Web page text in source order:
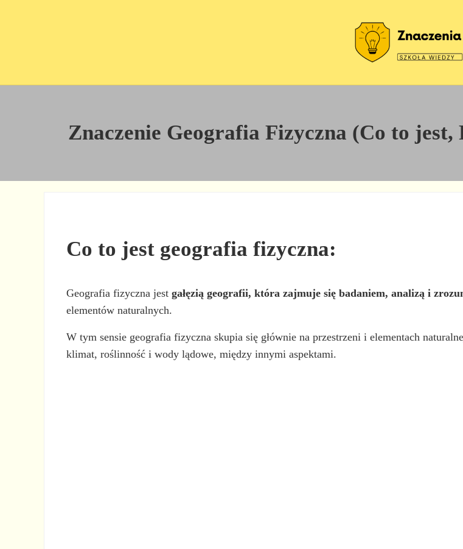
Znaczenie Geografia Fizyczna (Co to
Co to jest geografia fizyczna:
Geografia fizyczna jestgałęzią geografii, która zajmuje się badaniem, analizą i
elementów naturalnych.
W tym sensie geografia fizyczna skupia się głównie na przestrzeni i elementach
klimat, roślinność i wody lądowe, między innymi aspektami.